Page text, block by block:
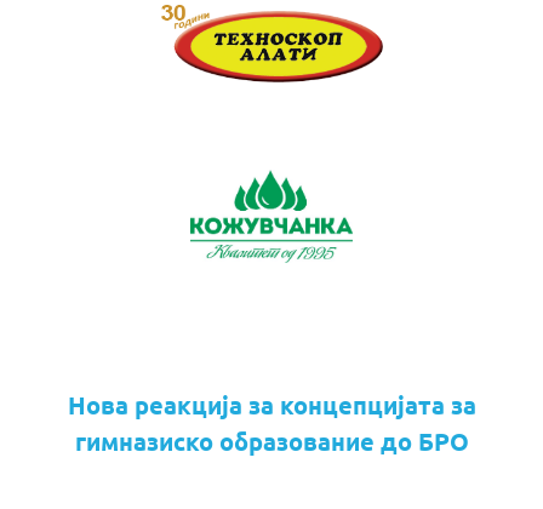
Нова реакција за концепцијата за
гимназиско образование до БРО